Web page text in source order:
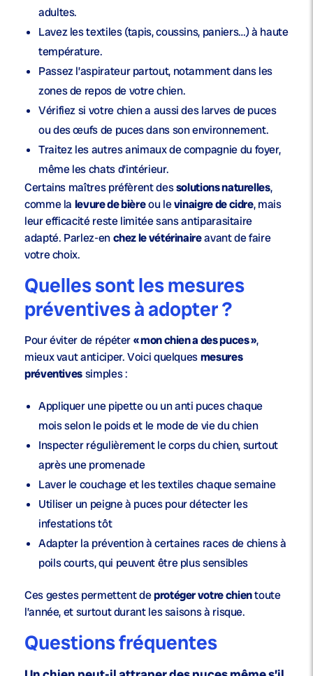
adultes.
Lavez les textiles (tapis, coussins, paniers…) à haute
température.
Passez l’aspirateur partout, notamment dans les
zones de repos de votre chien.
Vérifiez si votre chien a aussi deslarves de puces
ou desœufs de pucesdans son environnement.
Traitez les autres animaux de compagniedu foyer,
même les chats d’intérieur.
Certains maîtres préfèrent dessolutions naturelles,
comme la levure de bièreou levinaigre de cidre, mais
leur efficacité reste limitée sans antiparasitaire
adapté. Parlez-enchez le vétérinaireavant de faire
votre choix.
Quelles sont les mesures
préventives à adopter ?
Pour éviter de répéter« mon chien a des puces »,
mieux vaut anticiper. Voici quelquesmesures
préventivessimples :
Appliquer unepipetteou unanti puceschaque
mois selon le poids et le mode de viedu chien
Inspecter régulièrement lecorps du chien, surtout
après une promenade
Laver le couchage et les textiles chaque semaine
Utiliser un peigne à pucespour détecter les
infestations tôt
Adapter la prévention à certaines races de chiensà
poils courts, qui peuvent être plus sensibles
Ces gestes permettent deprotéger votre chientoute
l’année, et surtout durant les saisons à risque.
Questions fréquentes